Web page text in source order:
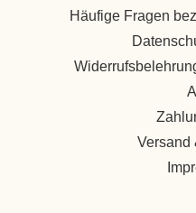
Häufige Fragen
Versand